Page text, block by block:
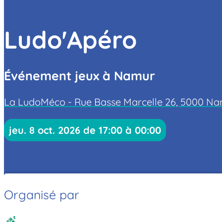
Ludo'Apéro
Événement jeux à Namur
La LudoMéco - Rue Basse Marcelle 26, 5000
jeu. 8 oct. 2026 de 17:00 à 00:00
Organisé par